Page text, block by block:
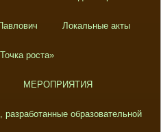
Локальные акты
роста»
МЕРОПРИЯТИЯ
образовательной